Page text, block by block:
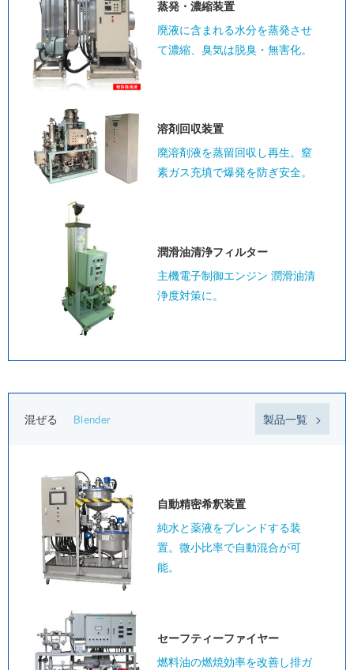
蒸発・濃縮装置
廃液に含まれる水分を蒸発させ
て濃縮、臭気は脱臭・無害化。
溶剤回収装置
廃溶剤液を蒸留回収し再生。窒
素ガス充填で爆発を防ぎ安全。
潤滑油清浄フィルター
主機電子制御エンジン 潤滑油清
浄度対策に。
混ぜる Blender 製品一覧
自動精密希釈装置
純水と薬液をブレンドする装
置。微小比率で自動混合が可
能。
セーフティーファイヤー
燃料油の燃焼効率を改善し排ガ